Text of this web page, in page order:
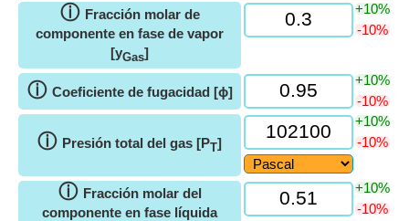
ⓘ Fracción molar de
componente en fase de vapor
[yGas]
+10%
-10%
ⓘ Coeficiente de fugacidad [ϕ]
+10%
-10%
ⓘ Presión total del gas [PT]
+10%
-10%
ⓘ Fracción molar del
componente en fase líquida
+10%
-10%